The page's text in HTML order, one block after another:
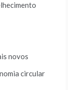
novos
circular